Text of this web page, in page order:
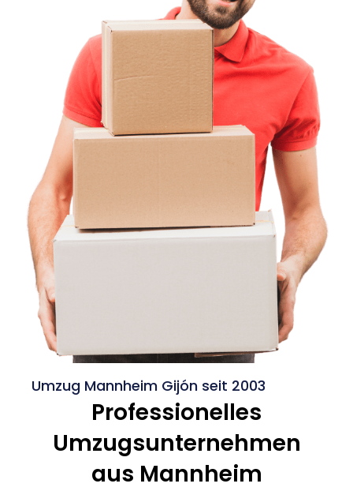
Umzug Mannheim Gijón seit 2003
Professionelles
Umzugsunternehmen
aus Mannheim